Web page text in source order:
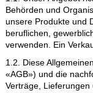
1.
1.1. Unser
Behörden und
unsere Produkte
beruflichen,
verwenden. Ein